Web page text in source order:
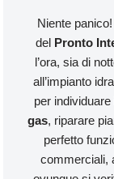
Niente
del Pronto
l’ora, sia di
all’impianto
per individuare
gas, riparare
perfetto
commerciali,